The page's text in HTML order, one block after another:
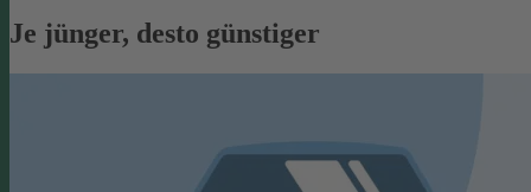
Je jünger, desto günstiger